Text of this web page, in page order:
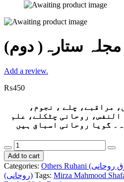
مجلہ ستارہ( دوم)
Add a review.
₨450
مراقبے، چلے ، نجوم،
روحانی چٹکلے، علم
گویا روحانی اسباق ہیں
اعمال
مجلہ
ستارہ(
دوم)
Add to cart
Categories:
(روحانی) Tags: Mirza Mahmood